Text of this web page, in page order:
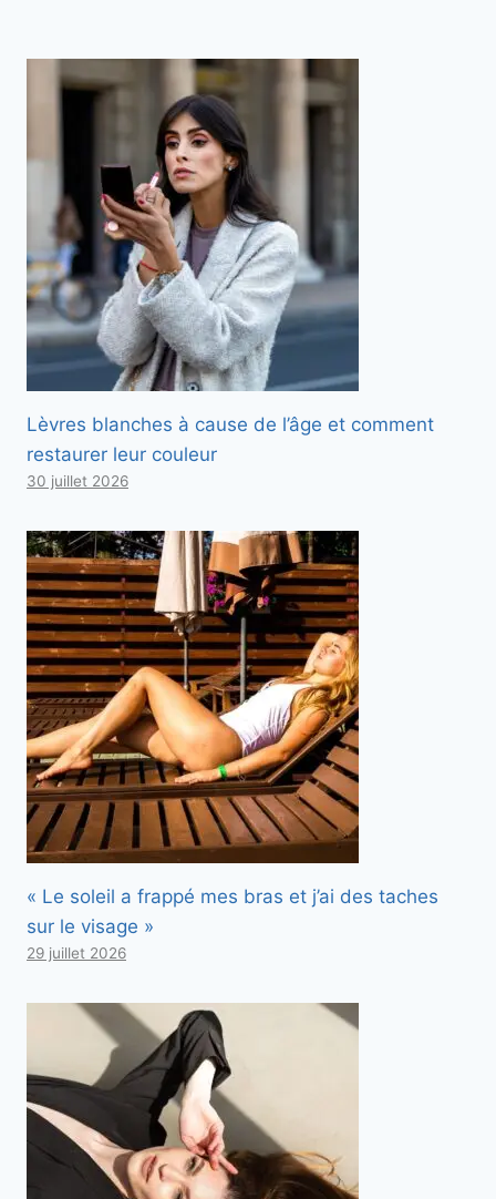
Lèvres blanches à cause de l’âge et comment
restaurer leur couleur
30 juillet 2026
« Le soleil a frappé mes bras et j’ai des taches
sur le visage »
29 juillet 2026